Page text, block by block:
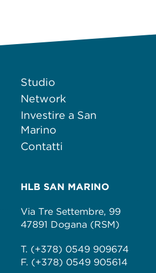
Studio
Network
Investire a San
Marino
Contatti
HLB SAN MARINO
Via Tre Settembre, 99
47891 Dogana (RSM)
T. (+378) 0549 909674
F. (+378) 0549 905614